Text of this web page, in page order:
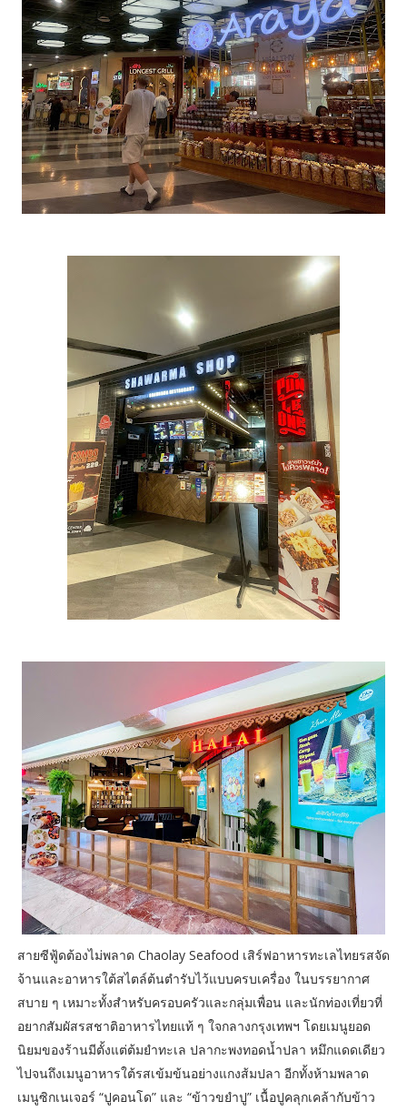
สายซีฟู้ดต้องไม่พลาด Chaolay Seafood เสิร์ฟอาหารทะเลไทยรสจัด
จ้านและอาหารใต้สไตล์ต้นตำรับไว้แบบครบเครื่อง ในบรรยากาศ
สบาย ๆ เหมาะทั้งสำหรับครอบครัวและกลุ่มเพื่อน และนักท่องเที่ยวที่
อยากสัมผัสรสชาติอาหารไทยแท้ ๆ ใจกลางกรุงเทพฯ โดยเมนูยอด
นิยมของร้านมีตั้งแต่ต้มยำทะเล ปลากะพงทอดน้ำปลา หมึกแดดเดียว
ไปจนถึงเมนูอาหารใต้รสเข้มข้นอย่างแกงส้มปลา อีกทั้งห้ามพลาด
เมนูซิกเนเจอร์ “ปูคอนโด” และ “ข้าวขยำปู” เนื้อปูคลุกเคล้ากับข้าว